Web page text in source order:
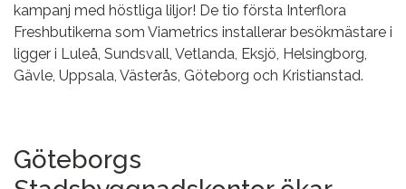
kampanj med höstliga liljor! De tio första Interflora
Freshbutikerna som Viametrics installerar besökmästare i
ligger i Luleå, Sundsvall, Vetlanda, Eksjö, Helsingborg,
Gävle, Uppsala, Västerås, Göteborg och Kristianstad.
Göteborgs